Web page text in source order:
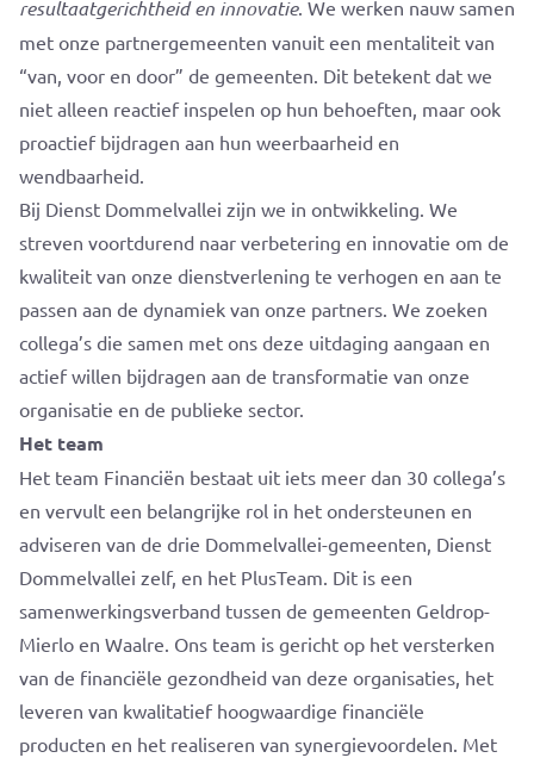
resultaatgerichtheid en innovatie. We werken nauw samen
met onze partnergemeenten vanuit een mentaliteit van
“van, voor en door” de gemeenten. Dit betekent dat we
niet alleen reactief inspelen op hun behoeften, maar ook
proactief bijdragen aan hun weerbaarheid en
wendbaarheid.
Bij Dienst Dommelvallei zijn we in ontwikkeling. We
streven voortdurend naar verbetering en innovatie om de
kwaliteit van onze dienstverlening te verhogen en aan te
passen aan de dynamiek van onze partners. We zoeken
collega’s die samen met ons deze uitdaging aangaan en
actief willen bijdragen aan de transformatie van onze
organisatie en de publieke sector.
Het team
Het team Financiën bestaat uit iets meer dan 30 collega’s
en vervult een belangrijke rol in het ondersteunen en
adviseren van de drie Dommelvallei-gemeenten, Dienst
Dommelvallei zelf, en het PlusTeam. Dit is een
samenwerkingsverband tussen de gemeenten Geldrop-
Mierlo en Waalre. Ons team is gericht op het versterken
van de financiële gezondheid van deze organisaties, het
leveren van kwalitatief hoogwaardige financiële
producten en het realiseren van synergievoordelen. Met